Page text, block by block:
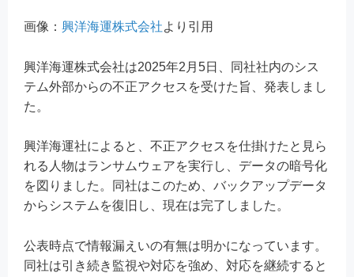
画像： 興洋海運株式会社より引用
興洋海運株式会社は2025年2月5日、同社社内のシス
テム外部からの不正アクセスを受けた旨、発表しまし
た。
興洋海運社によると、不正アクセスを仕掛けたと見ら
れる人物はランサムウェアを実行し、データの暗号化
を図りました。同社はこのため、バックアップデータ
からシステムを復旧し、現在は完了しました。
公表時点で情報漏えいの有無は明かになっています。
同社は引き続き監視や対応を強め、対応を継続すると